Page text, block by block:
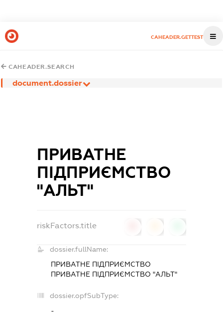
CAHEADER.GETTEST
CAHEADER.SEARCH
document.dossier
ПРИВАТНЕ
ПІДПРИЄМСТВО
"АЛЬТ"
riskFactors.title
dossier.fullName:
ПРИВАТНЕ ПІДПРИЄМСТВО
ПРИВАТНЕ ПІДПРИЄМСТВО "АЛЬТ"
dossier.opfSubType:
-